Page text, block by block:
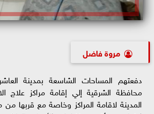
مروة فاضل
دفعتهم المساحات الشاسعة بمدينة
محافظة الشرقية إلي إقامة مراكز علاج
المدينة لاقامة المراكز وخاصة مع قربها